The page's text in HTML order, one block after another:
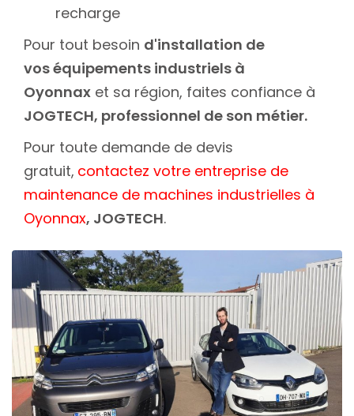
recharge
Pour tout besoin d'installation de
vos équipements industriels à
Oyonnax et sa région, faites confiance à
JOGTECH, professionnel de son métier.
Pour toute demande de devis
gratuit, contactez votre entreprise de
maintenance de machines industrielles à
Oyonnax, JOGTECH.